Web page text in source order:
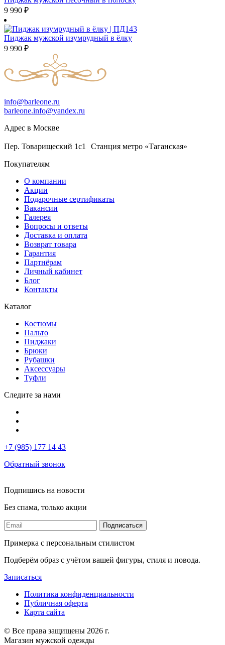
9 990 ₽
Пиджак мужской изумрудный в ёлку
9 990 ₽
info@barleone.ru
barleone.info@yandex.ru
Адрес в Москве
Пер. Товарищеский 1с1 Станция метро «Таганская»
Покупателям
О компании
Акции
Подарочные сертификаты
Вакансии
Галерея
Вопросы и ответы
Доставка и оплата
Возврат товара
Гарантия
Партнёрам
Личный кабинет
Блог
Контакты
Каталог
Костюмы
Пальто
Пиджаки
Брюки
Рубашки
Аксессуары
Туфли
Следите за нами
+7 (985) 177 14 43
Обратный звонок
Подпишись на новости
Без спама, только акции
Подписаться
Примерка с персональным стилистом
Подберём образ с учётом вашей фигуры, стиля и повода.
Записаться
Политика конфиденциальности
Публичная оферта
Карта сайта
© Все права защищены 2026 г.
Магазин мужской одежды